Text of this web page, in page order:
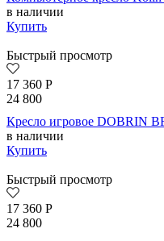
в наличии
Купить
Быстрый просмотр
17 360 Р
24 800
Кресло игровое DOBRIN
в наличии
Купить
Быстрый просмотр
17 360 Р
24 800